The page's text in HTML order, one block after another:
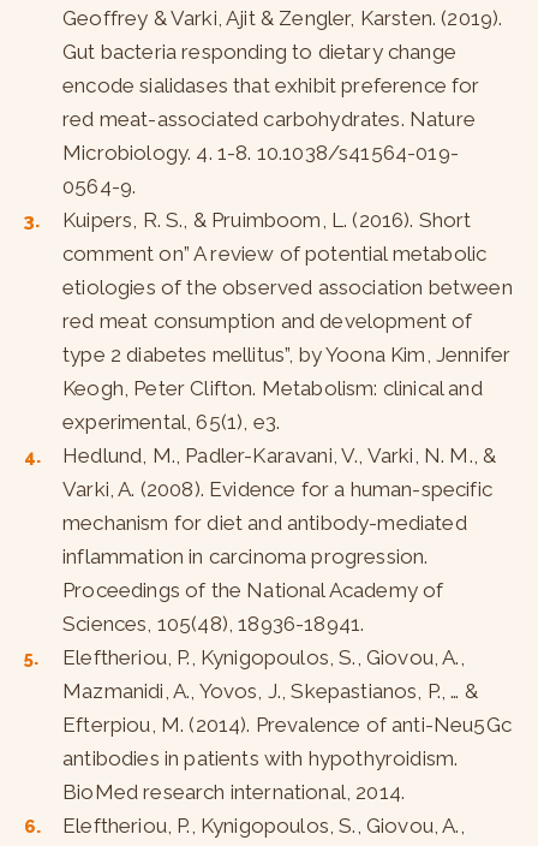
Geoffrey & Varki, Ajit & Zengler, Karsten. (2019).
Gut bacteria responding to dietary change
encode sialidases that exhibit preference for
red meat-associated carbohydrates. Nature
Microbiology. 4. 1-8. 10.1038/s41564-019-
0564-9.
Kuipers, R. S., & Pruimboom, L. (2016). Short
comment on” A review of potential metabolic
etiologies of the observed association between
red meat consumption and development of
type 2 diabetes mellitus”, by Yoona Kim, Jennifer
Keogh, Peter Clifton. Metabolism: clinical and
experimental, 65(1), e3.
Hedlund, M., Padler-Karavani, V., Varki, N. M., &
Varki, A. (2008). Evidence for a human-specific
mechanism for diet and antibody-mediated
inflammation in carcinoma progression.
Proceedings of the National Academy of
Sciences, 105(48), 18936-18941.
Eleftheriou, P., Kynigopoulos, S., Giovou, A.,
Mazmanidi, A., Yovos, J., Skepastianos, P., … &
Efterpiou, M. (2014). Prevalence of anti-Neu5Gc
antibodies in patients with hypothyroidism.
BioMed research international, 2014.
Eleftheriou, P., Kynigopoulos, S., Giovou, A.,